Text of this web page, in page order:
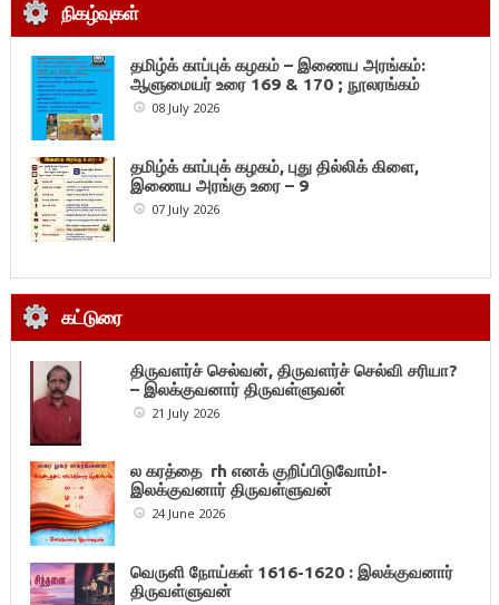
நிகழ்வுகள்
தமிழ்க் காப்புக் கழகம் – இணைய அரங்கம்:
ஆளுமையர் உரை 169 & 170 ; நூலரங்கம்
08 July 2026
தமிழ்க் காப்புக் கழகம், புது தில்லிக் கிளை,
இணைய அரங்கு உரை – 9
07 July 2026
கட்டுரை
திருவளர்ச் செல்வன், திருவளர்ச் செல்வி சரியா?
– இலக்குவனார் திருவள்ளுவன்
21 July 2026
ல கரத்தை rh எனக் குறிப்பிடுவோம்!-
இலக்குவனார் திருவள்ளுவன்
24 June 2026
வெருளி நோய்கள் 1616-1620 : இலக்குவனார்
திருவள்ளுவன்